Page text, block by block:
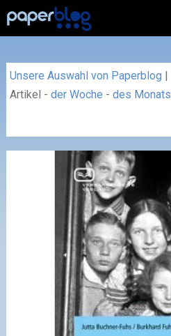
Unsere Auswahl von Paperblog |
Artikel - der Woche - des Monats